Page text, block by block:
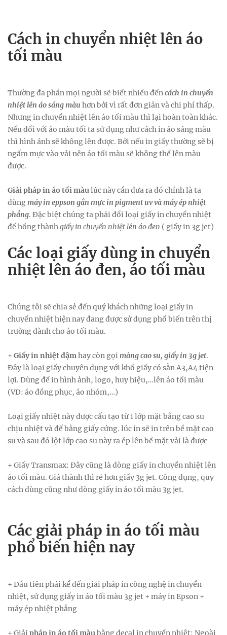
Cách in chuyển nhiệt lên áo
tối màu
Thường đa phần mọi người sẽ biết nhiều đếncách in chuyển
nhiệt lên áo sáng màu hơn bởi vì rất đơn giản và chi phí thấp.
Nhưng in chuyển nhiệt lên áo tối màu thì lại hoàn toàn khác.
Nếu đối với áo màu tối ta sử dụng như cách in áo sáng màu
thì hình ảnh sẽ không lên được. Bởi nếu in giấy thường sẽ bị
ngấm mực vào vải nên áo tối màu sẽ không thể lên màu
được.
Giải pháp in áo tối màulúc này cần đưa ra đó chính là ta
dùngmáy in eppson gắn mực in pigment uv và máy ép nhiệt
phẳng. Đặc biệt chúng ta phải đổi loại giấy in chuyển nhiệt
đế hồng thànhgiấy in chuyển nhiệt lên áo đen ( giấy in 3g jet)
Các loại giấy dùng in chuyển
nhiệt lên áo đen, áo tối màu
Chúng tôi sẽ chia sẻ đến quý khách những loại giấy in
chuyển nhiệt hiện nay đang được sử dụng phổ biến trên thị
trường dành cho áo tối màu.
+ Giấy in nhiệt đậmhay còn gọimàng cao su, giấy in 3g jet.
Đây là loại giấy chuyên dụng với khổ giấy có sẵn A3,A4 tiện
lợi. Dùng để in hình ảnh, logo, huy hiệu,…lên áo tối màu
(VD: áo đồng phục, áo nhóm,…)
Loại giấy nhiệt này được cấu tạo từ 1 lớp mặt bằng cao su
chịu nhiệt và đế bằng giấy cứng. lúc in sẽ in trên bề mặt cao
su và sau đó lột lớp cao su này ra ép lên bề mặt vải là được
+ Giấy Transmax: Đây cũng là dòng giấy in chuyển nhiệt lên
áo tối màu. Giá thành thì rẻ hơn giấy 3g jet. Công dụng, quy
cách dùng cũng như dòng giấy in áo tối màu 3g jet.
Các giải pháp in áo tối màu
phổ biến hiện nay
+ Đầu tiên phải kể đến giải pháp in công nghệ in chuyển
nhiệt, sử dụng giấy in áo tối màu 3g jet + máy in Epson +
máy ép nhiệt phẳng
+ Giải pháp in áo tối màu bằng decal in chuyển nhiệt: Ngoài